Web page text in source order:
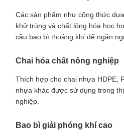
Các sản phẩm như công thức
khử trùng và chất lỏng hóa học
cầu bao bì thoáng khí để ngăn
Chai hóa chất nông nghiệp
Thích hợp cho chai nhựa HDPE,
nhựa khác được sử dụng trong
nghiệp.
Bao bì giải phóng khí cao